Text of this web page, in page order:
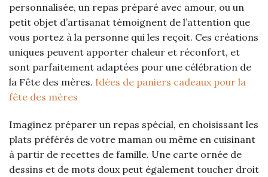
personnalisée, un repas préparé avec amour, ou un
petit objet d’artisanat témoignent de l’attention que
vous portez à la personne qui les reçoit. Ces créations
uniques peuvent apporter chaleur et réconfort, et
sont parfaitement adaptées pour une célébration de
la Fête des mères. Idées de paniers cadeaux pour la
fête des mères
Imaginez préparer un repas spécial, en choisissant les
plats préférés de votre maman ou même en cuisinant
à partir de recettes de famille. Une carte ornée de
dessins et de mots doux peut également toucher droit